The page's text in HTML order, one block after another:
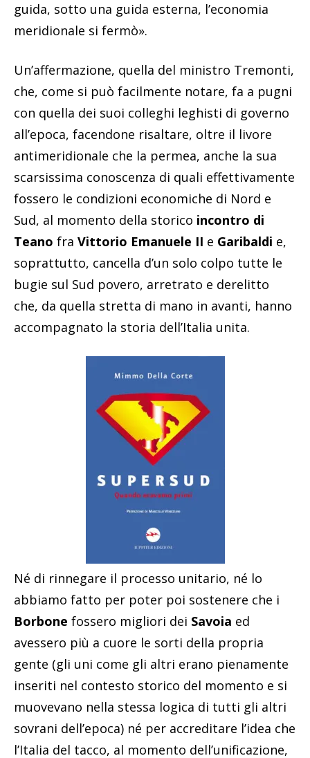
guida, sotto una guida esterna, l’economia
meridionale si fermò».
Un’affermazione, quella del ministro Tremonti,
che, come si può facilmente notare, fa a pugni
con quella dei suoi colleghi leghisti di governo
all’epoca, facendone risaltare, oltre il livore
antimeridionale che la permea, anche la sua
scarsissima conoscenza di quali effettivamente
fossero le condizioni economiche di Nord e
Sud, al momento della storico incontro di
Teano fra Vittorio Emanuele II e Garibaldi e,
soprattutto, cancella d’un solo colpo tutte le
bugie sul Sud povero, arretrato e derelitto
che, da quella stretta di mano in avanti, hanno
accompagnato la storia dell’Italia unita.
Né di rinnegare il processo unitario, né lo
abbiamo fatto per poter poi sostenere che i
Borbone fossero migliori dei Savoia ed
avessero più a cuore le sorti della propria
gente (gli uni come gli altri erano pienamente
inseriti nel contesto storico del momento e si
muovevano nella stessa logica di tutti gli altri
sovrani dell’epoca) né per accreditare l’idea che
l’Italia del tacco, al momento dell’unificazione,